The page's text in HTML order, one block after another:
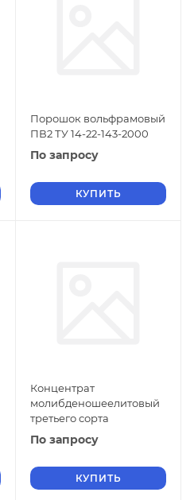
Порошок вольфрамовый
ПВ2 ТУ 14-22-143-2000
По запросу
КУПИТЬ
Концентрат
молибденошеелитовый
третьего сорта
По запросу
КУПИТЬ